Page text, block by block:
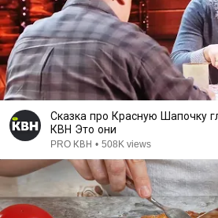
Сказка про Красную Шапочку
КВН Это они
PRO КВН • 508K views